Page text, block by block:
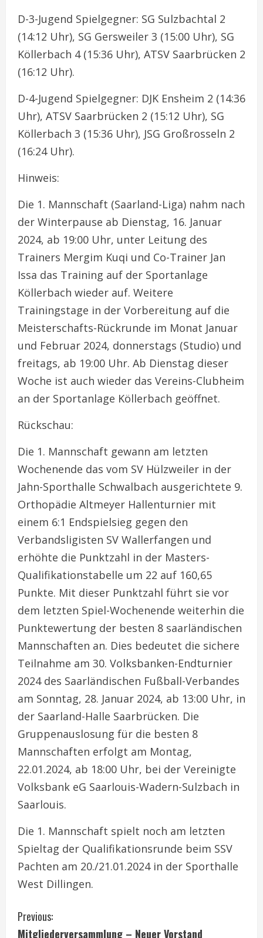
D-3-Jugend Spielgegner: SG Sulzbachtal 2
(14:12 Uhr), SG Gersweiler 3 (15:00 Uhr), SG
Köllerbach 4 (15:36 Uhr), ATSV Saarbrücken 2
(16:12 Uhr).
D-4-Jugend Spielgegner: DJK Ensheim 2 (14:36
Uhr), ATSV Saarbrücken 2 (15:12 Uhr), SG
Köllerbach 3 (15:36 Uhr), JSG Großrosseln 2
(16:24 Uhr).
Hinweis:
Die 1. Mannschaft (Saarland-Liga) nahm nach
der Winterpause ab Dienstag, 16. Januar
2024, ab 19:00 Uhr, unter Leitung des
Trainers Mergim Kuqi und Co-Trainer Jan
Issa das Training auf der Sportanlage
Köllerbach wieder auf. Weitere
Trainingstage in der Vorbereitung auf die
Meisterschafts-Rückrunde im Monat Januar
und Februar 2024, donnerstags (Studio) und
freitags, ab 19:00 Uhr. Ab Dienstag dieser
Woche ist auch wieder das Vereins-Clubheim
an der Sportanlage Köllerbach geöffnet.
Rückschau:
Die 1. Mannschaft gewann am letzten
Wochenende das vom SV Hülzweiler in der
Jahn-Sporthalle Schwalbach ausgerichtete 9.
Orthopädie Altmeyer Hallenturnier mit
einem 6:1 Endspielsieg gegen den
Verbandsligisten SV Wallerfangen und
erhöhte die Punktzahl in der Masters-
Qualifikationstabelle um 22 auf 160,65
Punkte. Mit dieser Punktzahl führt sie vor
dem letzten Spiel-Wochenende weiterhin die
Punktewertung der besten 8 saarländischen
Mannschaften an. Dies bedeutet die sichere
Teilnahme am 30. Volksbanken-Endturnier
2024 des Saarländischen Fußball-Verbandes
am Sonntag, 28. Januar 2024, ab 13:00 Uhr, in
der Saarland-Halle Saarbrücken. Die
Gruppenauslosung für die besten 8
Mannschaften erfolgt am Montag,
22.01.2024, ab 18:00 Uhr, bei der Vereinigte
Volksbank eG Saarlouis-Wadern-Sulzbach in
Saarlouis.
Die 1. Mannschaft spielt noch am letzten
Spieltag der Qualifikationsrunde beim SSV
Pachten am 20./21.01.2024 in der Sporthalle
West Dillingen.
C
Previous:
Mitgliederversammlung – Neuer Vorstand